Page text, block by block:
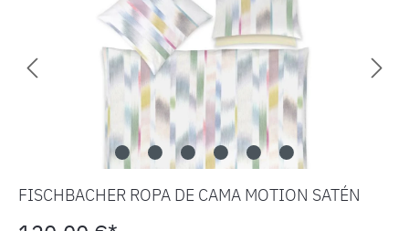
FISCHBACHER ROPA DE CAMA MOTION SATÉN